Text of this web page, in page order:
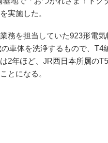
実施した。
務を担当していた923形電
の車体を洗浄するもので、T4
2年ほど、JR西日本所属の
とになる。